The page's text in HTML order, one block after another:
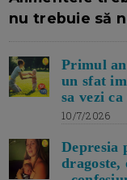
nu trebuie să
Primul
un sfat
sa vezi
10/7/2026
Depresia
dragoste,